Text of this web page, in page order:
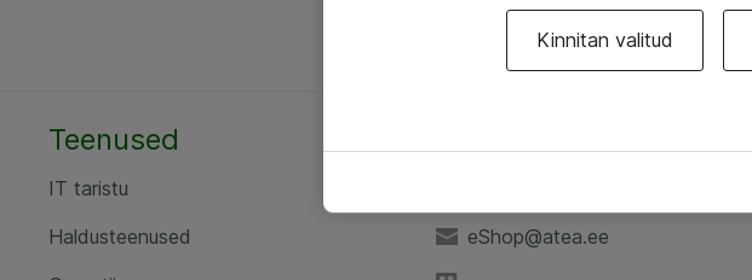
Teenused
IT taristu
Haldusteenused
eShop@atea.ee
Kinnitan valitud